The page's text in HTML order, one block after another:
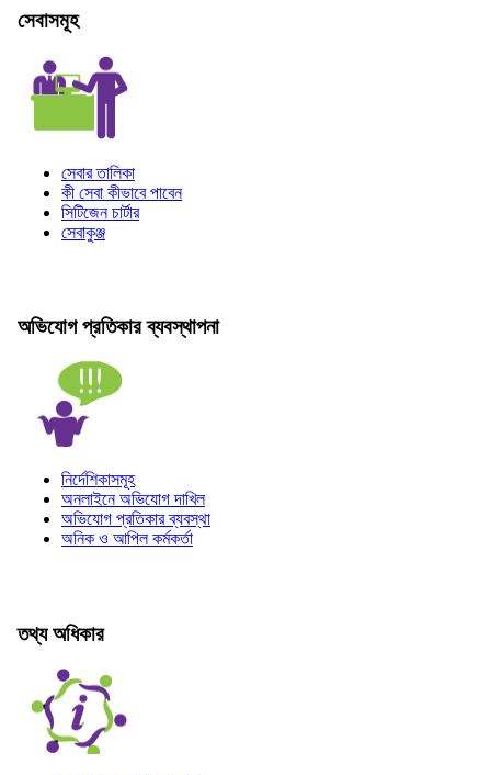
সেবাসমূহ
সেবার তালিকা
কী সেবা কীভাবে পাবেন
সিটিজেন চার্টার
সেবাকুঞ্জ
অভিযোগ প্রতিকার ব্যবস্থাপনা
নির্দেশিকাসমূহ
অনলাইনে অভিযোগ দাখিল
অভিযোগ প্রতিকার ব্যবস্থা
অনিক ও আপিল কর্মকর্তা
তথ্য অধিকার